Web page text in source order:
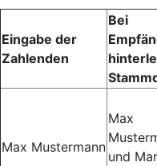
Eingabe der
Zahlenden
Bei
Max Mustermann
Max
und